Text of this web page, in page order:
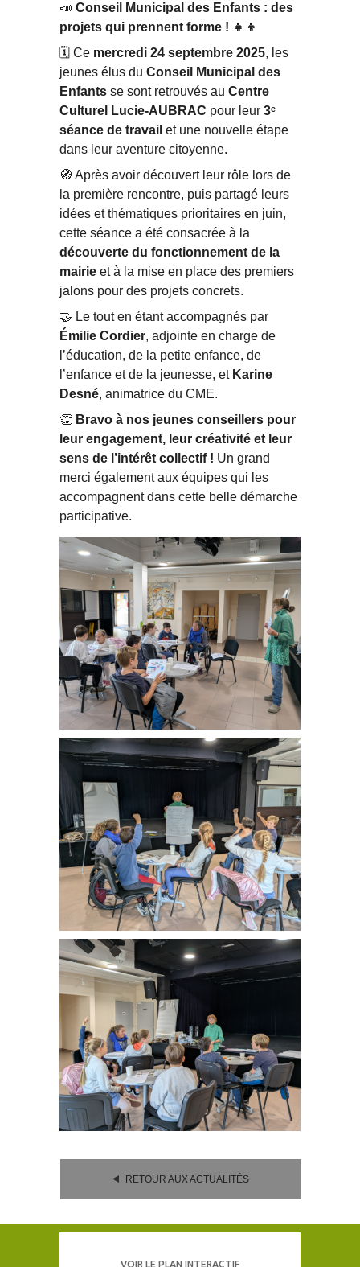
📣 Conseil Municipal des Enfants : des
projets qui prennent forme ! 👧👦
🗓️ Ce mercredi 24 septembre 2025, les
jeunes élus du Conseil Municipal des
Enfants se sont retrouvés au Centre
Culturel Lucie-AUBRAC pour leur 3ᵉ
séance de travail et une nouvelle étape
dans leur aventure citoyenne.
🧭 Après avoir découvert leur rôle lors de
la première rencontre, puis partagé leurs
idées et thématiques prioritaires en juin,
cette séance a été consacrée à la
découverte du fonctionnement de la
mairie et à la mise en place des premiers
jalons pour des projets concrets.
🤝 Le tout en étant accompagnés par
Émilie Cordier, adjointe en charge de
l’éducation, de la petite enfance, de
l’enfance et de la jeunesse, et Karine
Desné, animatrice du CME.
👏 Bravo à nos jeunes conseillers pour
leur engagement, leur créativité et leur
sens de l’intérêt collectif ! Un grand
merci également aux équipes qui les
accompagnent dans cette belle démarche
participative.
RETOUR AUX ACTUALITÉS
VOIR LE PLAN INTERACTIF